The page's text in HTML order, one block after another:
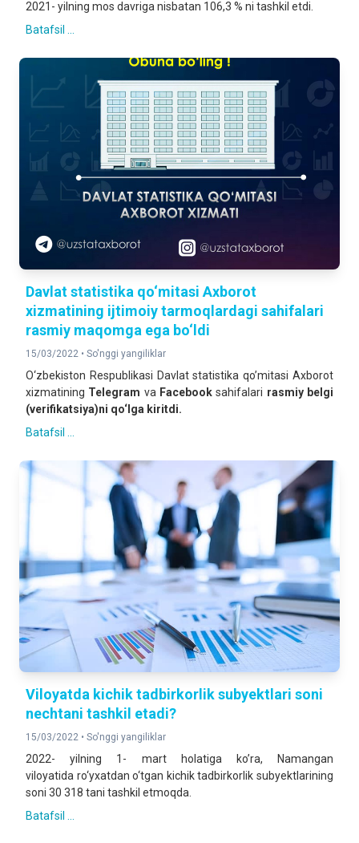
2021- yilning mos davriga nisbatan 106,3 % ni tashkil etdi.
Batafsil ...
Davlat statistika qo‘mitasi Axborot
xizmatining ijtimoiy tarmoqlardagi sahifalari
rasmiy maqomga ega bo‘ldi
15/03/2022 • So'nggi yangiliklar
O‘zbekiston Respublikasi Davlat statistika qo’mitasi Axborot
xizmatining Telegram va Facebook sahifalari rasmiy belgi
(verifikatsiya)ni qo‘lga kiritdi.
Batafsil ...
Viloyatda kichik tadbirkorlik subyektlari soni
nechtani tashkil etadi?
15/03/2022 • So'nggi yangiliklar
2022- yilning 1- mart holatiga koʼra, Namangan
viloyatida ro‘yxatdan o‘tgan kichik tadbirkorlik subyektlarining
soni 30 318 tani tashkil etmoqda.
Batafsil ...